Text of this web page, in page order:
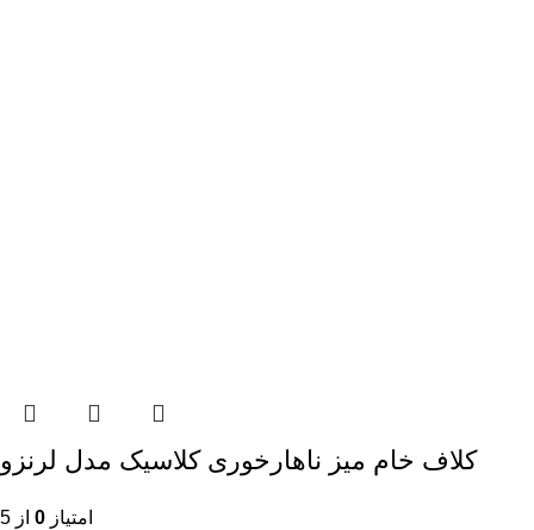
کلاف خام میز ناهارخوری کلاسیک مدل لرنزو
امتیاز 0 از 5